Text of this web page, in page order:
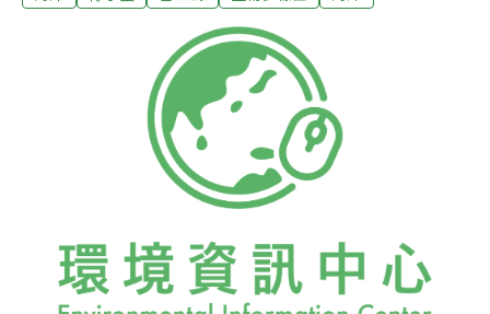
害。2、開發單位應依法提出「環境現況差異分析及對策
檢討報告」重新評估本計畫根據環評法第16條之1規定，
開發單位取得目的事業主管機關核發之開發許可後，逾3
年始實施開發行為時，應提出環境現況差異分析及對策檢
討報告。本計畫於90年7月12日，環保署審查有條件通過
環境影響評估報告書，92年1月行政院核定本計畫，環評
通過已近4年半，開發許可就在2006年1月逾3年，按理就
期前夕，根本沒有任何實際動工的作為，